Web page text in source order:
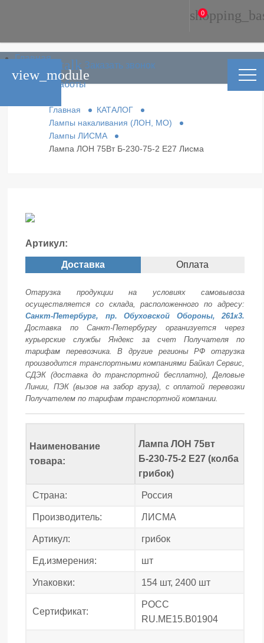
phone_in_talk Заказать звонок
Главная
Каталог
Условия работы
0
Главная
КАТАЛОГ
Лампы накаливания (ЛОН, МО)
Лампы ЛИСМА
Лампа ЛОН 75Вт Б-230-75-2 Е27 Лисма
Артикул:
Доставка Оплата
Отгрузка продукции на условиях самовывоза
осуществляется со склада, расположенного по адресу:
Санкт-Петербург, пр. Обуховской Обороны, 261к3.
Доставка по Санкт-Петербургу организуется через
курьерские службы Яндекс за счет Получателя по
тарифам перевозчика. В другие регионы РФ отгрузка
производится транспортными компаниями Байкал Сервис,
СДЭК (доставка до транспортной бесплатно), Деловые
Линии, ПЭК (вызов на забор груза), с оплатой перевозки
Получателем по тарифам транспортной компании.
Наименование
товара:
Лампа ЛОН 75вт
Б-230-75-2 Е27 (колба
грибок)
Страна: Россия
Производитель: ЛИСМА
Артикул: грибок
Ед.измерения: шт
Упаковки: 154 шт, 2400 шт
Сертификат:
POCC
RU.ME15.B01904
view_module